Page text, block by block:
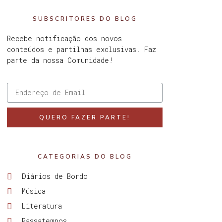
SUBSCRITORES DO BLOG
Recebe notificação dos novos
conteúdos e partilhas exclusivas. Faz
parte da nossa Comunidade!
QUERO FAZER PARTE!
CATEGORIAS DO BLOG
Diários de Bordo
Música
Literatura